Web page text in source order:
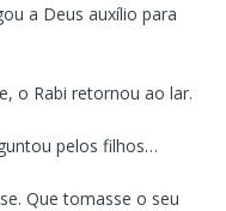
a Deus auxílio para
o Rabi retornou ao lar.
pelos filhos…
Que tomasse o seu